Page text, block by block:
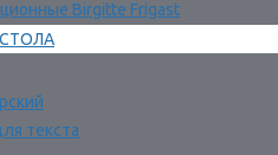
Birgitte Frigast
текста